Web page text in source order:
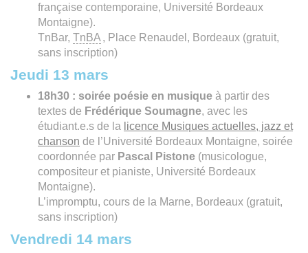
française contemporaine, Université Bordeaux
Montaigne).
TnBar, TnBA , Place Renaudel, Bordeaux (gratuit,
sans inscription)
Jeudi 13 mars
18h30 : soirée poésie en musique à partir des
textes de Frédérique Soumagne, avec les
étudiant.e.s de la licence Musiques actuelles, jazz et
chanson de l’Université Bordeaux Montaigne, soirée
coordonnée par Pascal Pistone (musicologue,
compositeur et pianiste, Université Bordeaux
Montaigne).
L’impromptu, cours de la Marne, Bordeaux (gratuit,
sans inscription)
Vendredi 14 mars